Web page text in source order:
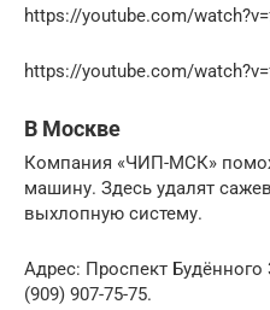
https://youtube.com/
https://youtube.com/
В Москве
Компания «ЧИП-МСК»
машину. Здесь удалят
выхлопную систему.
Адрес: Проспект
(909) 907-75-75.